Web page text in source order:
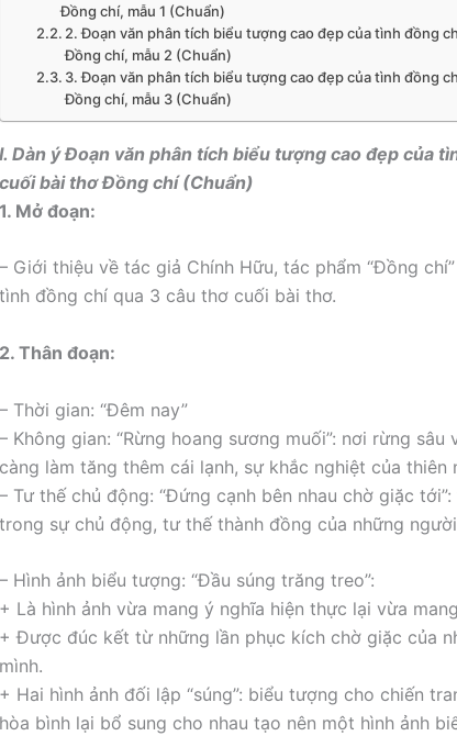
Đồng chí, mẫu 1 (Chuẩn)
2. Đoạn văn phân tích biểu tượng cao đẹp của tình đồng
Đồng chí, mẫu 2 (Chuẩn)
3. Đoạn văn phân tích biểu tượng cao đẹp của tình đồng
Đồng chí, mẫu 3 (Chuẩn)
I. Dàn ý Đoạn văn phân tích biểu tượng cao đẹp của
cuối bài thơ Đồng chí (Chuẩn)
1. Mở đoạn:
– Giới thiệu về tác giả Chính Hữu, tác phẩm “Đồng
tình đồng chí qua 3 câu thơ cuối bài thơ.
2. Thân đoạn:
– Thời gian: “Đêm nay”
– Không gian: “Rừng hoang sương muối”: nơi rừng sâu
càng làm tăng thêm cái lạnh, sự khắc nghiệt của thiên
– Tư thế chủ động: “Đứng cạnh bên nhau chờ giặc
trong sự chủ động, tư thế thành đồng của những
– Hình ảnh biểu tượng: “Đầu súng trăng treo”:
+ Là hình ảnh vừa mang ý nghĩa hiện thực lại vừa
+ Được đúc kết từ những lần phục kích chờ giặc của
mình.
+ Hai hình ảnh đối lập “súng”: biểu tượng cho chiến
hòa bình lại bổ sung cho nhau tạo nên một hình ảnh